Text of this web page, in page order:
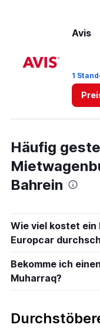
Avis
1
Häufig
Bahrein
Wie viel kostet ein
Europcar
Bekomme ich
Muharraq?